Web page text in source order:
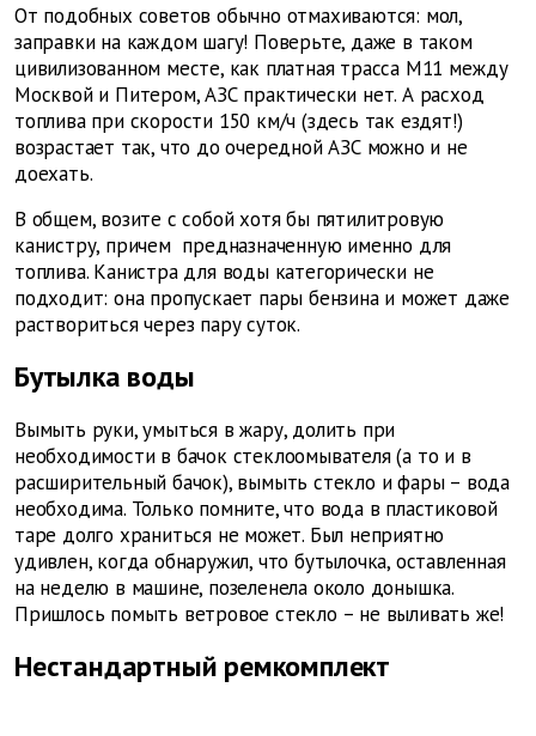
От подобных советов обычно отмахиваются: мол,
заправки на каждом шагу! Поверьте, даже в таком
цивилизованном месте, как платная трасса М11 между
Москвой и Питером, АЗС практически нет. А расход
топлива при скорости 150 км/ч (здесь так ездят!)
возрастает так, что до очередной АЗС можно и не
доехать.
В общем, возите с собой хотя бы пятилитровую
канистру, причем предназначенную именно для
топлива. Канистра для воды категорически не
подходит: она пропускает пары бензина и может даже
раствориться через пару суток.
Бутылка воды
Вымыть руки, умыться в жару, долить при
необходимости в бачок стеклоомывателя (а то и в
расширительный бачок), вымыть стекло и фары – вода
необходима. Только помните, что вода в пластиковой
таре долго храниться не может. Был неприятно
удивлен, когда обнаружил, что бутылочка, оставленная
на неделю в машине, позеленела около донышка.
Пришлось помыть ветровое стекло – не выливать же!
Нестандартный ремкомплект